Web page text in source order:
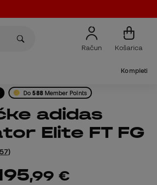
Račun Košarica
Kompleti
Do588Member Points
Elite FT FG
)
,99 €